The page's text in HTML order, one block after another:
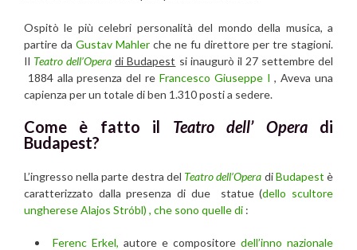
Ospitò le più celebri personalità del mondo della musica, a
partire da Gustav Mahler che ne fu direttore per tre stagioni.
Il Teatro dell’Opera di Budapest si inaugurò il 27 settembre del
1884 alla presenza del re Francesco Giuseppe I , Aveva una
capienza per un totale di ben 1.310 posti a sedere.
Come è fatto il Teatro dell’ Operadi
Budapest?
L’ingresso nella parte destra del Teatro dell’Opera diBudapest è
caratterizzato dalla presenza di due statue (dello scultore
ungherese Alajos Stróbl) , che sono quelle di :
Ferenc Erkel, autore e compositore dell’inno nazionale